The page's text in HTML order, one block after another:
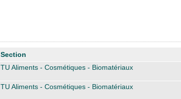
Section
TU Aliments - Cosmétiques - Biomatériaux
TU Aliments - Cosmétiques - Biomatériaux